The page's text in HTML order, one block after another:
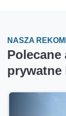
NASZA
Polecane
prywatne